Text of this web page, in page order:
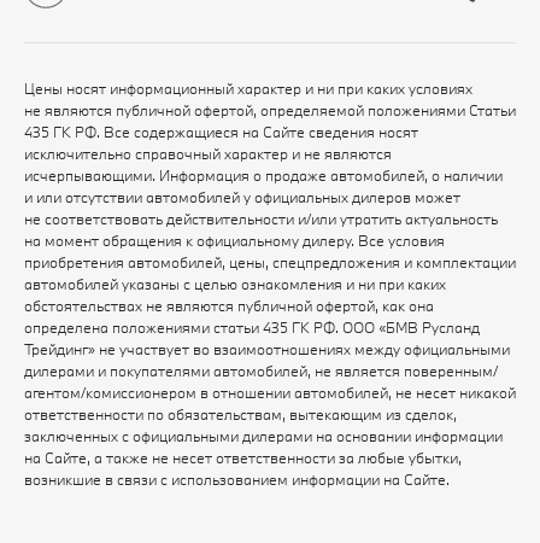
Цены носят информационный характер и ни при каких условиях
не являются публичной офертой, определяемой положениями Статьи
435 ГК РФ. Все содержащиеся на Сайте сведения носят
исключительно справочный характер и не являются
исчерпывающими. Информация о продаже автомобилей, о наличии
и или отсутствии автомобилей у официальных дилеров может
не соответствовать действительности и/или утратить актуальность
на момент обращения к официальному дилеру. Все условия
приобретения автомобилей, цены, спецпредложения и комплектации
автомобилей указаны с целью ознакомления и ни при каких
обстоятельствах не являются публичной офертой, как она
определена положениями статьи 435 ГК РФ. ООО «БМВ Русланд
Трейдинг» не участвует во взаимоотношениях между официальными
дилерами и покупателями автомобилей, не является поверенным/
агентом/комиссионером в отношении автомобилей, не несет никакой
ответственности по обязательствам, вытекающим из сделок,
заключенных с официальными дилерами на основании информации
на Сайте, а также не несет ответственности за любые убытки,
возникшие в связи с использованием информации на Сайте.